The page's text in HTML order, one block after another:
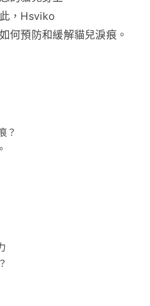
，Hsviko
何預防和緩解貓兒淚痕。
？